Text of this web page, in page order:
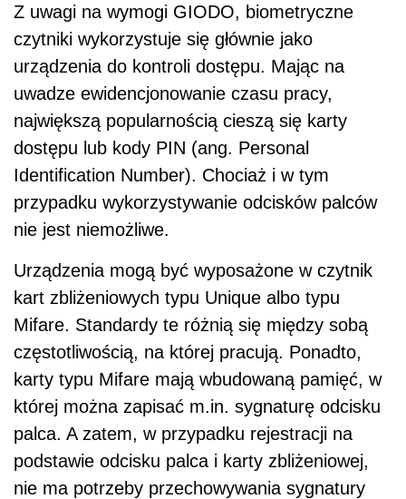
Z uwagi na wymogi GIODO, biometryczne
czytniki wykorzystuje się głównie jako
urządzenia do kontroli dostępu. Mając na
uwadze ewidencjonowanie czasu pracy,
największą popularnością cieszą się karty
dostępu lub kody PIN (ang. Personal
Identification Number). Chociaż i w tym
przypadku wykorzystywanie odcisków palców
nie jest niemożliwe.
Urządzenia mogą być wyposażone w czytnik
kart zbliżeniowych typu Unique albo typu
Mifare. Standardy te różnią się między sobą
częstotliwością, na której pracują. Ponadto,
karty typu Mifare mają wbudowaną pamięć, w
której można zapisać m.in. sygnaturę odcisku
palca. A zatem, w przypadku rejestracji na
podstawie odcisku palca i karty zbliżeniowej,
nie ma potrzeby przechowywania sygnatury